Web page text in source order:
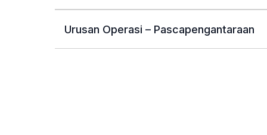
Urusan Operasi – Pascapengantaraan